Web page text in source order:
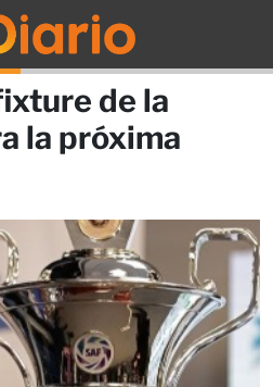
de la
la próxima